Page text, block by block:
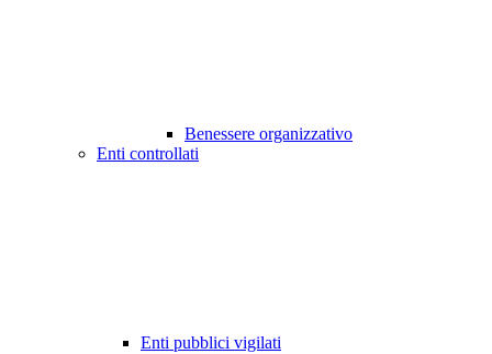
Benessere organizzativo
Enti controllati
Enti pubblici vigilati